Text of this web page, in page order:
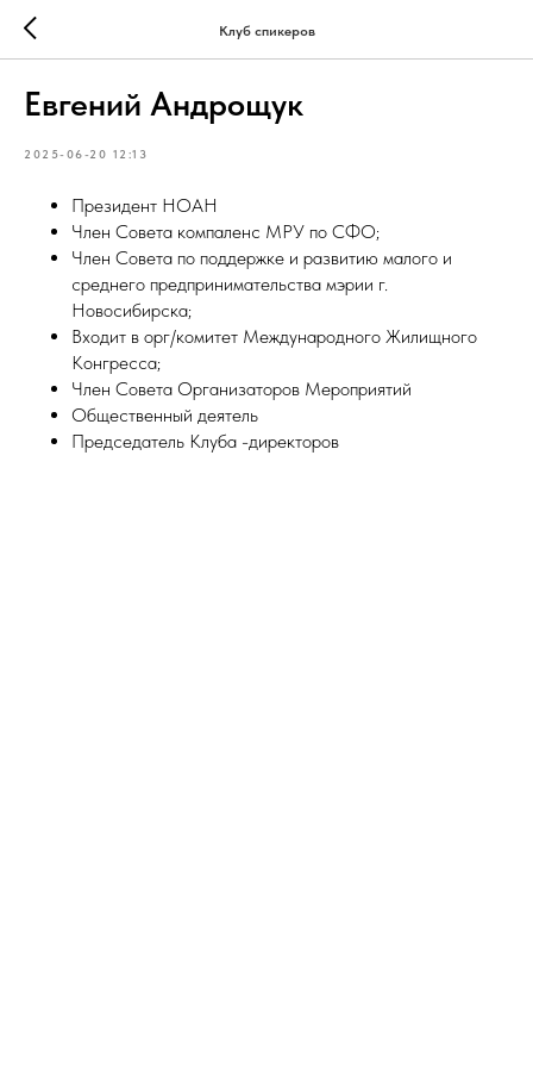
Клуб спикеров
Евгений Андрощук
2025-06-20 12:13
Президент НОАН
Член Совета компаленс МРУ по СФО;
Член Совета по поддержке и развитию малого и
среднего предпринимательства мэрии г.
Новосибирска;
Входит в орг/комитет Международного Жилищного
Конгресса;
Член Совета Организаторов Мероприятий
Общественный деятель
Председатель Клуба -директоров